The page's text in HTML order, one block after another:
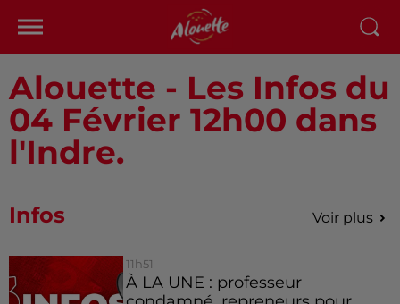
Alouette - Les Infos du
04 Février 12h00 dans
l'Indre.
Infos Voir plus
11h51
À LA UNE : professeur